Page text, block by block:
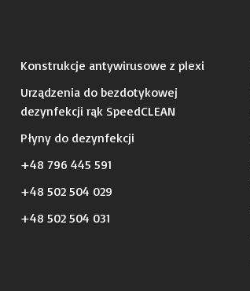
Konstrukcje antywirusowe z plexi
Urządzenia do bezdotykowej
dezynfekcji rąk SpeedCLEAN
Płyny do dezynfekcji
+48 796 445 591
+48 502 504 029
+48 502 504 031